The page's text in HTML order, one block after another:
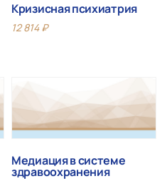
Кризисная психиатрия
12 814₽
Медиация в системе
здравоохранения